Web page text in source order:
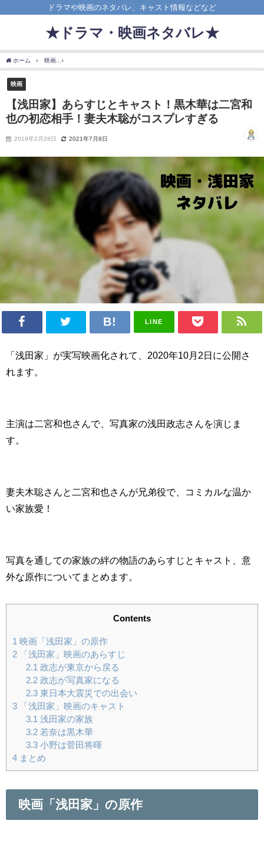
ドラマや映画のネタバレ、キャスト情報などなど
★ドラマ・映画ネタバレ★
ホーム 映画
映画
【浅田家】あらすじとキャスト！黒木華は二宮和
也の初恋相手！妻夫木聡がコスプレすぎる
2019年2月28日 2021年7月8日
LINE
「浅田家」が実写映画化されて、2020年10月2日に公開さ
れます。
主演は二宮和也さんで、写真家の浅田政志さんを演じま
す。
妻夫木聡さんと二宮和也さんが兄弟役で、コミカルな温か
い家族愛！
写真を通しての家族の絆の物語のあらすじとキャスト、意
外な原作についてまとめます。
Contents
1
映画「浅田家」の原作
2 「浅田家」映画のあらすじ
2.1 政志が東京から戻る
2.2政志が写真家になる
2.3東日本大震災での出会い
3 「浅田家」映画のキャスト
3.1 浅田家の家族
3.2若奈は黒木華
3.3小野は菅田将暉
4 まとめ
映画「浅田家」の原作